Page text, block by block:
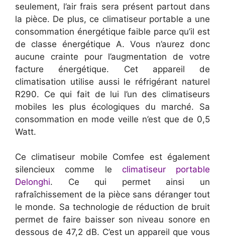
seulement, l’air frais sera présent partout dans
la pièce. De plus, ce climatiseur portable a une
consommation énergétique faible parce qu’il est
de classe énergétique A. Vous n’aurez donc
aucune crainte pour l’augmentation de votre
facture énergétique. Cet appareil de
climatisation utilise aussi le réfrigérant naturel
R290. Ce qui fait de lui l’un des climatiseurs
mobiles les plus écologiques du marché. Sa
consommation en mode veille n’est que de 0,5
Watt.
Ce climatiseur mobile Comfee est également
silencieux comme le climatiseur portable
Delonghi. Ce qui permet ainsi un
rafraîchissement de la pièce sans déranger tout
le monde. Sa technologie de réduction de bruit
permet de faire baisser son niveau sonore en
dessous de 47,2 dB. C’est un appareil que vous